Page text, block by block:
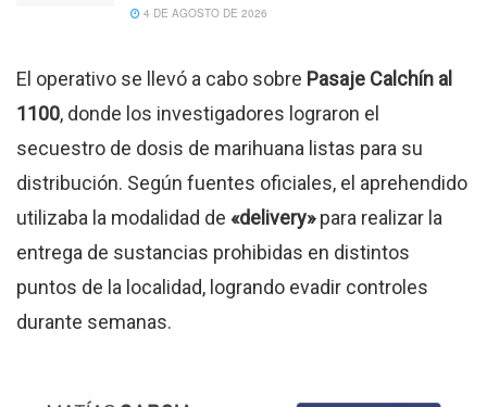
4 DE AGOSTO DE 2026
El operativo se llevó a cabo sobre Pasaje Calchín al
1100, donde los investigadores lograron el
secuestro de dosis de marihuana listas para su
distribución. Según fuentes oficiales, el aprehendido
utilizaba la modalidad de «delivery»para realizar la
entrega de sustancias prohibidas en distintos
puntos de la localidad, logrando evadir controles
durante semanas.